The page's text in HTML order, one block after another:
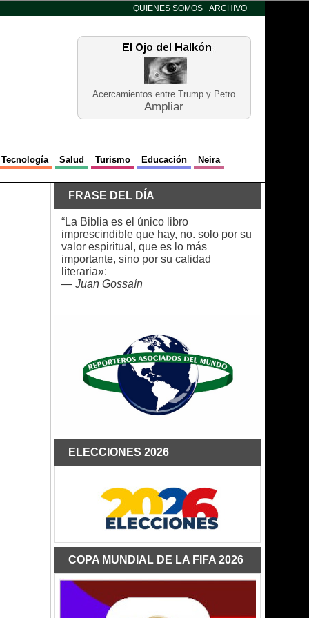
QUIENES SOMOS ARCHIVO
Acercamientos entre Trump y Petro
Ampliar
Tecnología Salud Turismo Educación Neira
FRASE DEL DÍA
“La Biblia es el único libro
imprescindible que hay, no. solo por su
valor espiritual, que es lo más
importante, sino por su calidad
literaria»:
— Juan Gossaín
ELECCIONES 2026
COPA MUNDIAL DE LA FIFA 2026